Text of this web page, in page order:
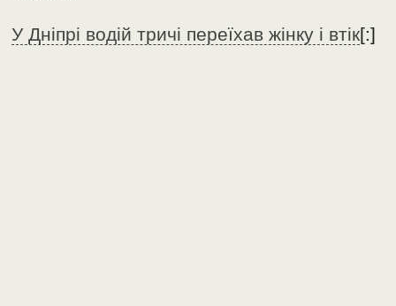
У Дніпрі водій тричі переїхав жінку і втік[:]